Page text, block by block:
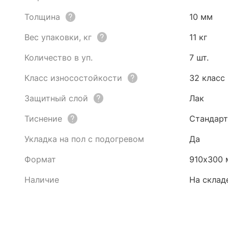
Толщина
10 мм
Вес упаковки, кг
11 кг
Количество в уп.
7 шт.
Класс износостойкости
32 класс
Защитный слой
Лак
Тиснение
Стандарт
Укладка на пол с подогревом
Да
Формат
910х300
Наличие
На